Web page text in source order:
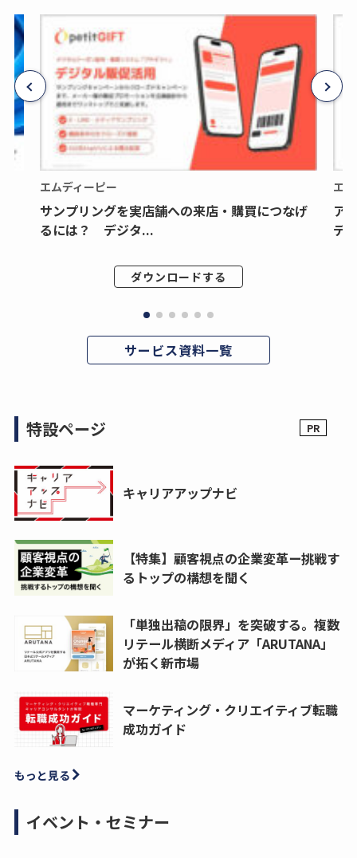
エムディーピー
サンプリングを実店舗への来店・購買につなげ
るには？ デジタ...
ダウンロードする
エ
ア
デ
サービス資料一覧
特設ページ
キャリアアップナビ
【特集】顧客視点の企業変革ー挑戦す
るトップの構想を聞く
「単独出稿の限界」を突破する。複数
リテール横断メディア「ARUTANA」
が拓く新市場
マーケティング・クリエイティブ転職
成功ガイド
もっと見る
イベント・セミナー